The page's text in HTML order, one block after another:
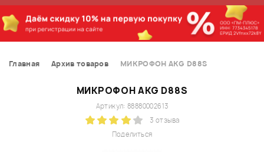
Главная Архив товаров МИКРОФОН AKG D88S
МИКРОФОН AKG D88S
Поделиться
Артикул: 88880002613
3 отзыва